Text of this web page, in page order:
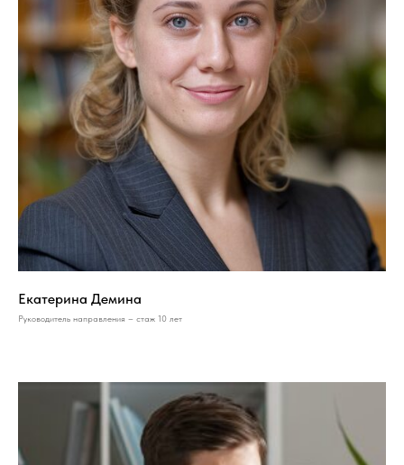
Екатерина Демина
Руководитель направления – стаж 10 лет